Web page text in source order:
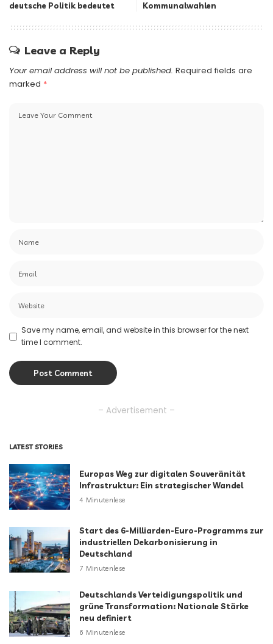
deutsche Politik bedeutet
Kommunalwahlen
Leave a Reply
Your email address will not be published. Required fields are
marked *
Save my name, email, and website in this browser for the next
time I comment.
– Advertisement –
LATEST STORIES
Europas Weg zur digitalen Souveränität
Infrastruktur: Ein strategischer Wandel
4 Minutenlese
Start des 6-Milliarden-Euro-Programms zur
industriellen Dekarbonisierung in
Deutschland
7 Minutenlese
Deutschlands Verteidigungspolitik und
grüne Transformation: Nationale Stärke
neu definiert
6 Minutenlese